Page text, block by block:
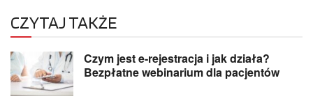
CZYTAJ TAKŻE
Czym jest e-rejestracja i jak działa?
Bezpłatne webinarium dla pacjentów